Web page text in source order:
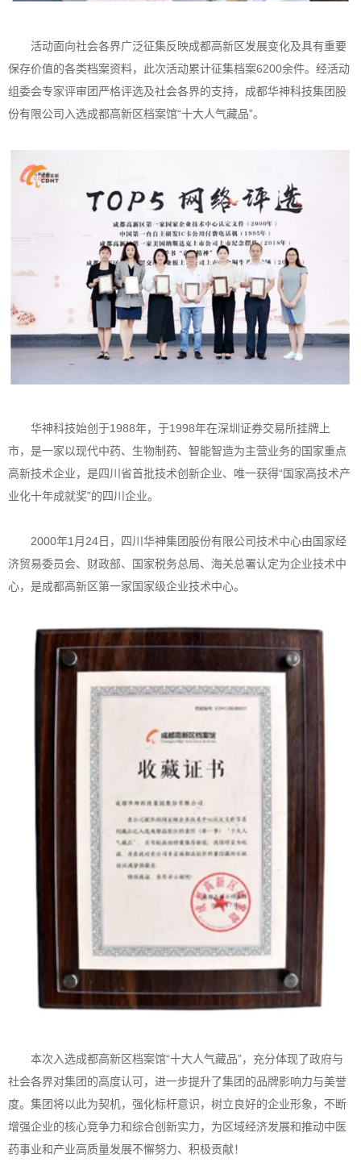
活动面向社会各界广泛征集反映成都高新区发展变化及具有重要
保存价值的各类档案资料，此次活动累计征集档案6200余件。经活动
组委会专家评审团严格评选及社会各界的支持，成都华神科技集团股
份有限公司入选成都高新区档案馆“十大人气藏品”。
华神科技始创于1988年，于1998年在深圳证券交易所挂牌上
市，是一家以现代中药、生物制药、智能智造为主营业务的国家重点
高新技术企业，是四川省首批技术创新企业、唯一获得“国家高技术产
业化十年成就奖”的四川企业。
2000年1月24日，四川华神集团股份有限公司技术中心由国家经
济贸易委员会、财政部、国家税务总局、海关总署认定为企业技术中
心，是成都高新区第一家国家级企业技术中心。
本次入选成都高新区档案馆“十大人气藏品”，充分体现了政府与
社会各界对集团的高度认可，进一步提升了集团的品牌影响力与美誉
度。集团将以此为契机，强化标杆意识，树立良好的企业形象，不断
增强企业的核心竞争力和综合创新实力，为区域经济发展和推动中医
药事业和产业高质量发展不懈努力、积极贡献！